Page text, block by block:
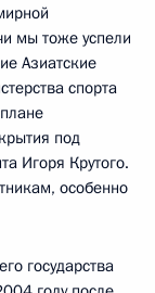
мы тоже успели
Азиатские
спорта
под
Игоря Крутого.
особенно
государства